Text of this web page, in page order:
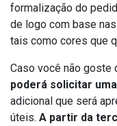
formalização do
de logo com base
tais como cores que
Caso você não goste
poderá solicitar
adicional que será
úteis. A partir da